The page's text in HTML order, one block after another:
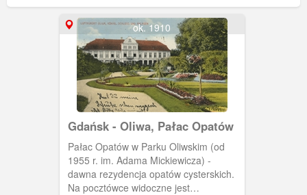
ok. 1910
Gdańsk - Oliwa, Pałac Opatów
Pałac Opatów w Parku Oliwskim (od
1955 r. im. Adama Mickiewicza) -
dawna rezydencja opatów cysterskich.
Na pocztówce widoczne jest